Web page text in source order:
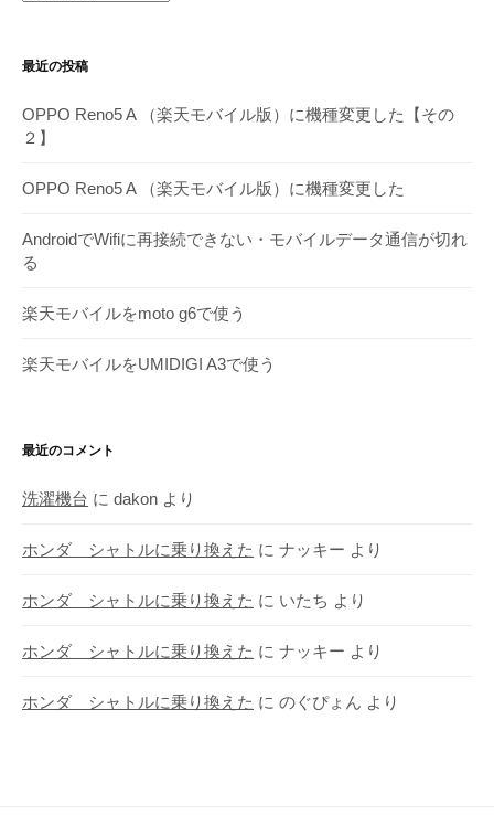
ー
イ
ブ
最近の投稿
OPPO Reno5 A （楽天モバイル版）に機種変更した【その
２】
OPPO Reno5 A （楽天モバイル版）に機種変更した
AndroidでWifiに再接続できない・モバイルデータ通信が切れ
る
楽天モバイルをmoto g6で使う
楽天モバイルをUMIDIGI A3で使う
最近のコメント
洗濯機台 に dakon より
ホンダ シャトルに乗り換えた に ナッキー より
ホンダ シャトルに乗り換えた に いたち より
ホンダ シャトルに乗り換えた に ナッキー より
ホンダ シャトルに乗り換えた に のぐぴょん より